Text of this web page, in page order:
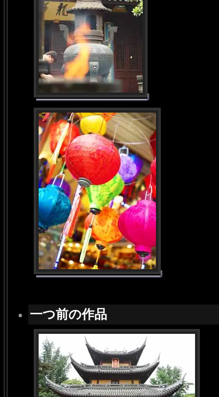
一つ前の作品